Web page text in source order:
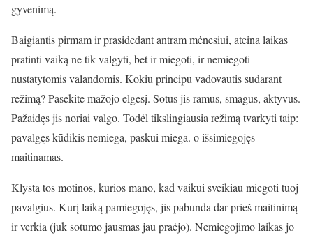
gyvenimą.
Baigiantis pirmam ir prasidedant antram mėnesiui, ateina laikas
pratinti vaiką ne tik valgyti, bet ir miegoti, ir nemiegoti
nustatytomis valandomis. Kokiu principu vadovautis sudarant
režimą? Pasekite mažojo elgesį. Sotus jis ramus, smagus, aktyvus.
Pažaidęs jis noriai valgo. Todėl tikslingiausia režimą tvarkyti taip:
pavalgęs kūdikis nemiega, paskui miega. o išsimiegojęs
maitinamas.
Klysta tos motinos, kurios mano, kad vaikui sveikiau miegoti tuoj
pavalgius. Kurį laiką pamiegojęs, jis pabunda dar prieš maitinimą
ir verkia (juk sotumo jausmas jau praėjo). Nemiegojimo laikas jo